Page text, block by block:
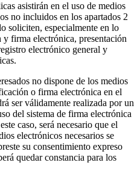
asistirán en el uso de medios
no incluidos en los apartados 2
soliciten, especialmente en lo
firma electrónica, presentación
electrónico general y
no dispone de los medios
o firma electrónica en el
ser válidamente realizada por un
del sistema de firma electrónica
caso, será necesario que el
electrónicos necesarios se
su consentimiento expreso
quedar constancia para los